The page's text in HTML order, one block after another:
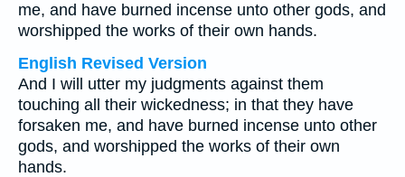
me, and have burned incense unto other gods, and
worshipped the works of their own hands.
English Revised Version
And I will utter my judgments against them
touching all their wickedness; in that they have
forsaken me, and have burned incense unto other
gods, and worshipped the works of their own
hands.